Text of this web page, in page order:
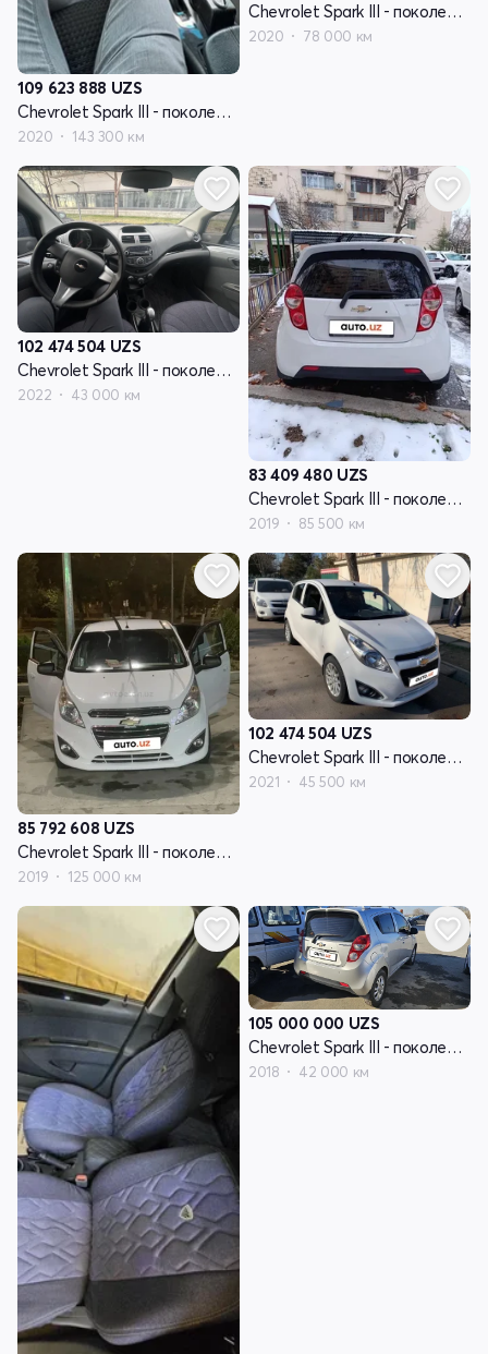
109 623 888 UZS
Chevrolet Spark III - поколение
2020 143 300 км
Chevrolet Spark III - поколение
2020 78 000 км
102 474 504 UZS
Chevrolet Spark III - поколение
2022 43 000 км
83 409 480 UZS
Chevrolet Spark III - поколение
2019 85 500 км
85 792 608 UZS
Chevrolet Spark III - поколение
2019 125 000 км
102 474 504 UZS
Chevrolet Spark III - поколение
2021 45 500 км
105 000 000 UZS
Chevrolet Spark III - поколение
2018 42 000 км